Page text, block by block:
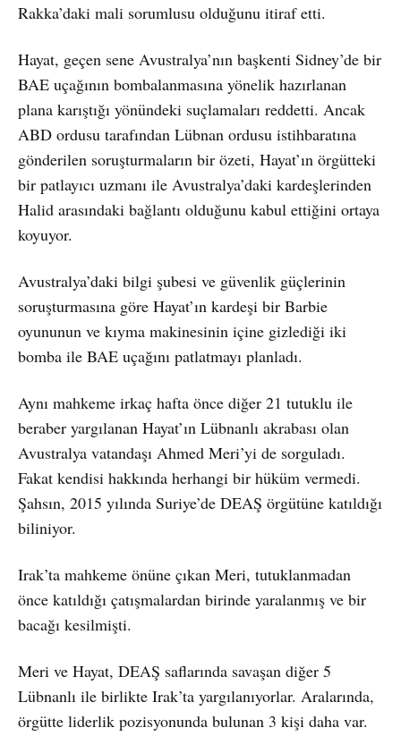
Rakka’daki mali sorumlusu olduğunu itiraf etti.
Hayat, geçen sene Avustralya’nın başkenti Sidney’de bir
BAE uçağının bombalanmasına yönelik hazırlanan
plana karıştığı yönündeki suçlamaları reddetti. Ancak
ABD ordusu tarafından Lübnan ordusu istihbaratına
gönderilen soruşturmaların bir özeti, Hayat’ın örgütteki
bir patlayıcı uzmanı ile Avustralya’daki kardeşlerinden
Halid arasındaki bağlantı olduğunu kabul ettiğini ortaya
koyuyor.
Avustralya’daki bilgi şubesi ve güvenlik güçlerinin
soruşturmasına göre Hayat’ın kardeşi bir Barbie
oyununun ve kıyma makinesinin içine gizlediği iki
bomba ile BAE uçağını patlatmayı planladı.
Aynı mahkeme irkaç hafta önce diğer 21 tutuklu ile
beraber yargılanan Hayat’ın Lübnanlı akrabası olan
Avustralya vatandaşı Ahmed Meri’yi de sorguladı.
Fakat kendisi hakkında herhangi bir hüküm vermedi.
Şahsın, 2015 yılında Suriye’de DEAŞ örgütüne katıldığı
biliniyor.
Irak’ta mahkeme önüne çıkan Meri, tutuklanmadan
önce katıldığı çatışmalardan birinde yaralanmış ve bir
bacağı kesilmişti.
Meri ve Hayat, DEAŞ saflarında savaşan diğer 5
Lübnanlı ile birlikte Irak’ta yargılanıyorlar. Aralarında,
örgütte liderlik pozisyonunda bulunan 3 kişi daha var.